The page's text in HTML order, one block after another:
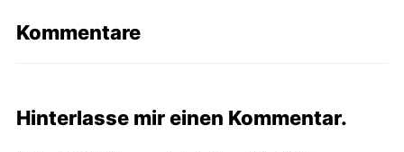
Kommentare
Hinterlasse mir einen Kommentar.